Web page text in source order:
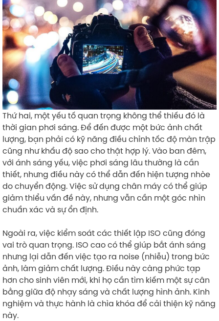
Thứ hai, một yếu tố quan trọng không thể thiếu đó là
thời gian phơi sáng. Để đến được một bức ảnh chất
lượng, bạn phải có kỹ năng điều chỉnh tốc độ màn trập
cũng như khẩu độ sao cho thật hợp lý. Vào ban đêm,
với ánh sáng yếu, việc phơi sáng lâu thường là cần
thiết, nhưng điều này có thể dẫn đến hiện tượng nhòe
do chuyển động. Việc sử dụng chân máy có thể giúp
giảm thiểu vấn đề này, nhưng vẫn cần một góc nhìn
chuẩn xác và sự ổn định.
Ngoài ra, việc kiểm soát các thiết lập ISO cũng đóng
vai trò quan trọng. ISO cao có thể giúp bắt ánh sáng
nhưng lại dẫn đến việc tạo ra noise (nhiễu) trong bức
ảnh, làm giảm chất lượng. Điều này càng phức tạp
hơn cho sinh viên mới, khi họ cần tìm kiếm một sự cân
bằng giữa độ nhạy sáng và chất lượng hình ảnh. Kinh
nghiệm và thực hành là chìa khóa để cải thiện kỹ năng
này.